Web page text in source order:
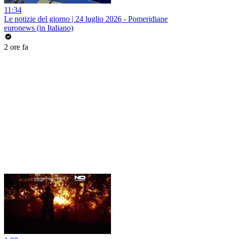
11:34
Le notizie del giorno | 24 luglio 2026 - Pomeridiane
euronews (in Italiano)
2 ore fa